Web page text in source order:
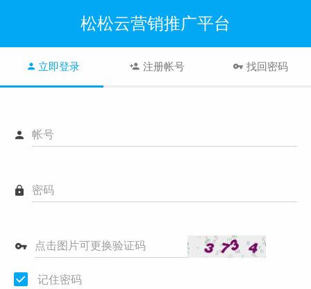
松松云营销推广平台
立即登录 注册帐号 找回密码
帐号
密码
点击图片可更换验证码
记住密码